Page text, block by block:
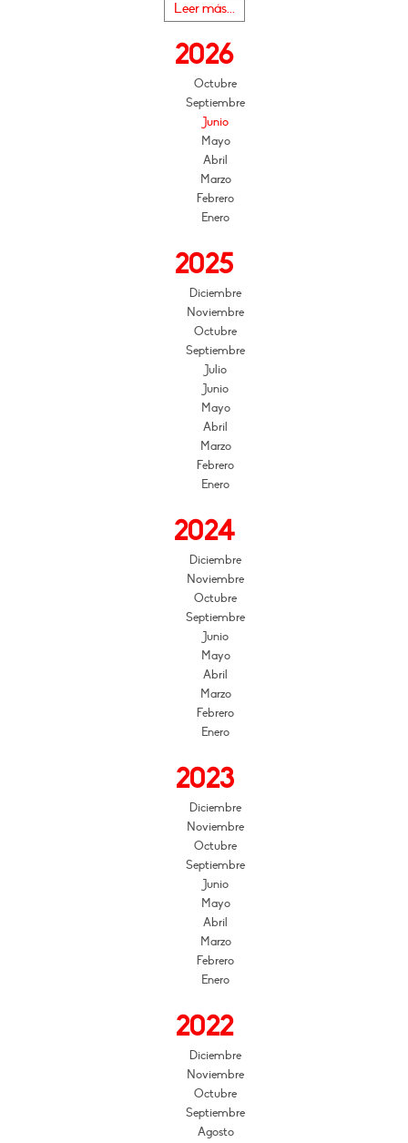
Leer más...
2026
Octubre
Septiembre
Junio
Mayo
Abril
Marzo
Febrero
Enero
2025
Diciembre
Noviembre
Octubre
Septiembre
Julio
Junio
Mayo
Abril
Marzo
Febrero
Enero
2024
Diciembre
Noviembre
Octubre
Septiembre
Junio
Mayo
Abril
Marzo
Febrero
Enero
2023
Diciembre
Noviembre
Octubre
Septiembre
Junio
Mayo
Abril
Marzo
Febrero
Enero
2022
Diciembre
Noviembre
Octubre
Septiembre
Agosto